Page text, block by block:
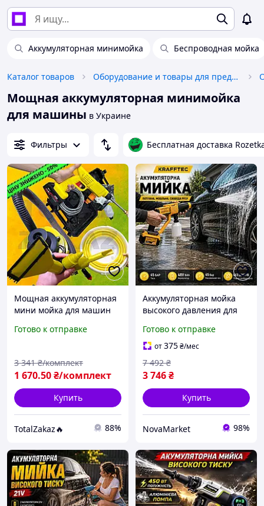
Аккумуляторная минимойка Беспроводная мойка
Каталог товаров Оборудование и товары для предоставления услуг
Мощная аккумуляторная минимойка
для машины в Украине
Фильтры Бесплатная доставка
Мощная аккумуляторная
мини мойка для машин
регулируемый струйный
черный
Готово к отправке
1 670.50₴/комплект
3 341 ₴/комплект
Купить
TotalZakaz🔥 88%
Аккумуляторная мойка
высокого давления для
мойка высокого давления
аккумуляторная
Портативные мини-
мойки 48В
Готово к отправке
от375₴/мес
3 746₴
7 492 ₴
Купить
NovaMarket 98%